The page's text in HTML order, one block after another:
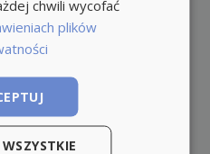
chwili wycofać
plików